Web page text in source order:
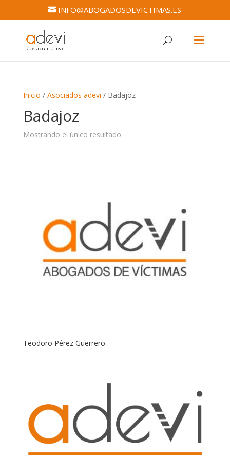
INFO@ABOGADOSDEVICTIMAS.ES
Inicio / Asociados adevi / Badajoz
Badajoz
Mostrando el único resultado
Teodoro Pérez Guerrero